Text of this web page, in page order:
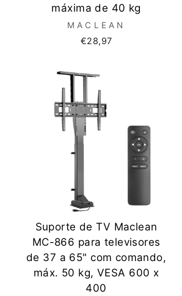
máxima de 40 kg
MACLEAN
€28,97
Suporte de TV Maclean
MC-866 para televisores
de 37 a 65" com comando,
máx. 50 kg, VESA 600 x
400